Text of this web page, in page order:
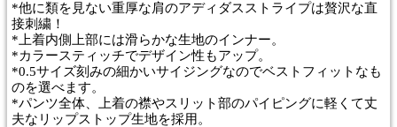
*他に類を見ない重厚な肩のアディダスストライプは贅沢な直
接刺繍！
*上着内側上部には滑らかな生地のインナー。
*カラースティッチでデザイン性もアップ。
*0.5サイズ刻みの細かいサイジングなのでベストフィットなも
のを選べます。
*パンツ全体、上着の襟やスリット部のパイピングに軽くて丈
夫なリップストップ生地を採用。